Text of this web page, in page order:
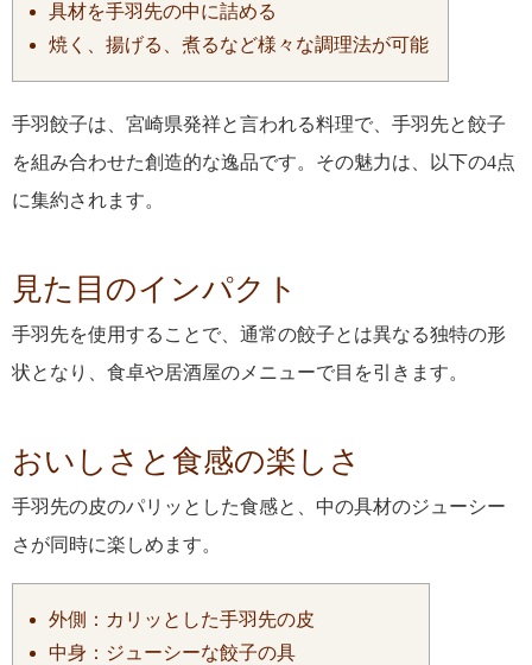
具材を手羽先の中に詰める
焼く、揚げる、煮るなど様々な調理法が可能
手羽餃子は、宮崎県発祥と言われる料理で、手羽先と餃子
を組み合わせた創造的な逸品です。その魅力は、以下の4点
に集約されます。
見た目のインパクト
手羽先を使用することで、通常の餃子とは異なる独特の形
状となり、食卓や居酒屋のメニューで目を引きます。
おいしさと食感の楽しさ
手羽先の皮のパリッとした食感と、中の具材のジューシー
さが同時に楽しめます。
外側：カリッとした手羽先の皮
中身：ジューシーな餃子の具